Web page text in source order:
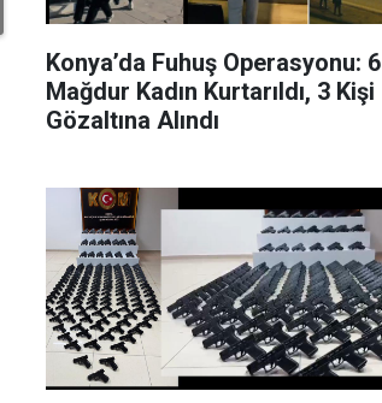
Konya’da Fuhuş Operasyonu: 6
Mağdur Kadın Kurtarıldı, 3 Kişi
Gözaltına Alındı